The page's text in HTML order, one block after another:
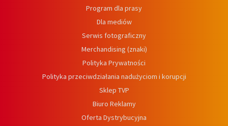
Program dla prasy
Dla mediów
Serwis fotograficzny
Merchandising (znaki)
Polityka Prywatności
Polityka przeciwdziałania nadużyciom i korupcji
Sklep TVP
Biuro Reklamy
Oferta Dystrybucyjna